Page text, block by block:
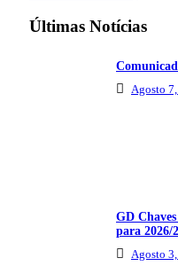
Últimas Notícias
Agosto
GD
para 2026/
Agosto